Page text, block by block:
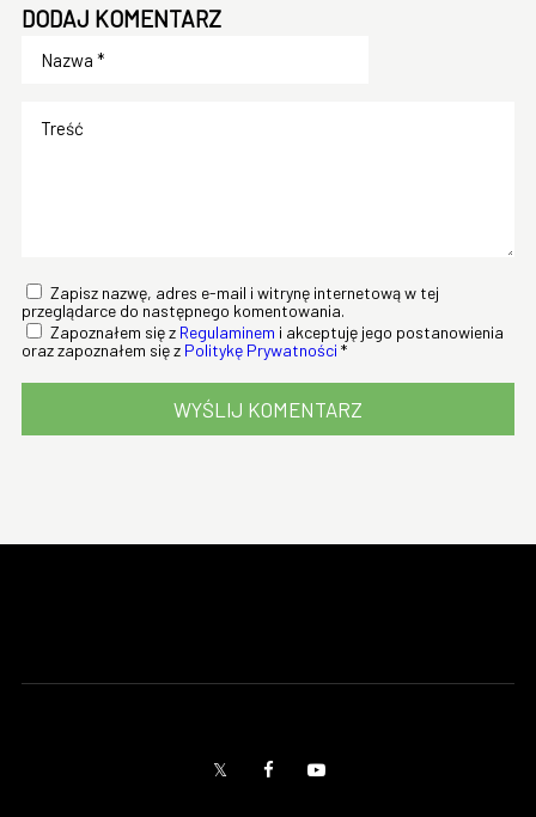
DODAJ KOMENTARZ
Zapisz nazwę, adres e-mail i witrynę internetową w tej
przeglądarce do następnego komentowania.
Zapoznałem się z Regulaminem i akceptuję jego postanowienia
oraz zapoznałem się z Politykę Prywatności *